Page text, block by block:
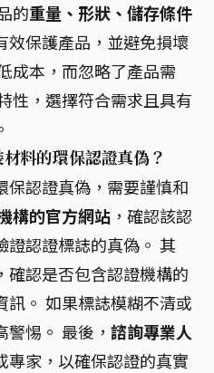
的重量、形狀、儲存條件
效保護產品，並避免損壞
成本，而忽略了產品需
性，選擇符合需求且具有
料的環保認證真偽？
保認證真偽，需要謹慎和
構的官方網站 ，確認該認
證認證標誌的真偽。 其
，確認是否包含認證機構的
訊。 如果標誌模糊不清或
惕。 最後， 諮詢專業人
專家，以確保認證的真實